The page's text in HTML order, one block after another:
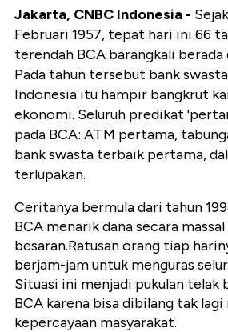
Jakarta, CNBC Indonesia -
Februari 1957, tepat hari ini 66
terendah BCA barangkali berada
Pada tahun tersebut bank
Indonesia itu hampir bangkrut
ekonomi. Seluruh predikat
pada BCA: ATM pertama,
bank swasta terbaik pertama,
terlupakan.
Ceritanya bermula dari tahun
BCA menarik dana secara
besaran.Ratusan orang tiap
berjam-jam untuk menguras
Situasi ini menjadi pukulan telak
BCA karena bisa dibilang tak
kepercayaan masyarakat.